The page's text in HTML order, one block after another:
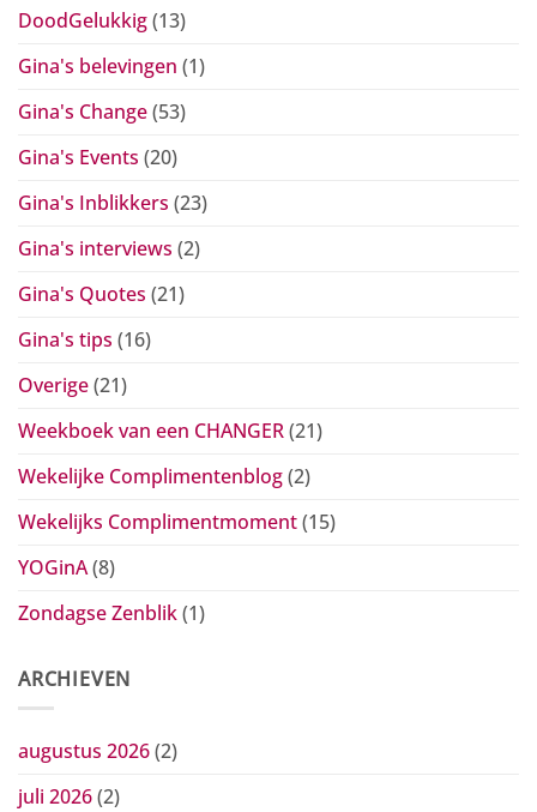
DoodGelukkig(13)
Gina's belevingen (1)
Gina's Change(53)
Gina's Events (20)
Gina's Inblikkers (23)
Gina's interviews (2)
Gina's Quotes (21)
Gina's tips (16)
Overige(21)
Weekboek van een CHANGER(21)
Wekelijke Complimentenblog(2)
Wekelijks Complimentmoment(15)
YOGinA(8)
Zondagse Zenblik(1)
ARCHIEVEN
augustus 2026(2)
juli 2026(2)